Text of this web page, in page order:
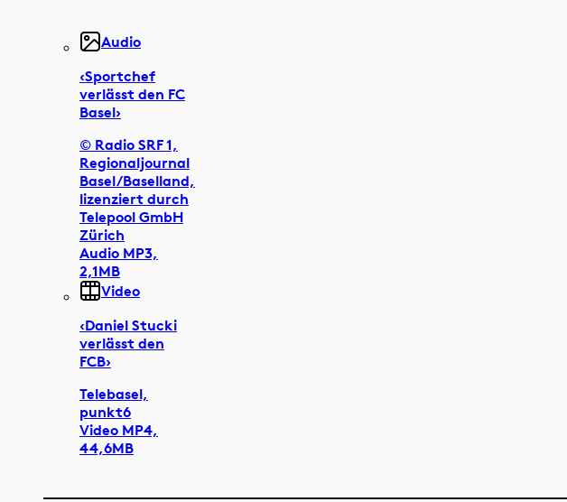
Audio
‹Sportchef
verlässt den FC
Basel›
© Radio SRF 1,
Regionaljournal
Basel/Baselland,
lizenziert durch
Telepool GmbH
Zürich
Audio MP3,
2,1MB
Video
‹Daniel Stucki
verlässt den
FCB›
Telebasel,
punkt6
Video MP4,
44,6MB